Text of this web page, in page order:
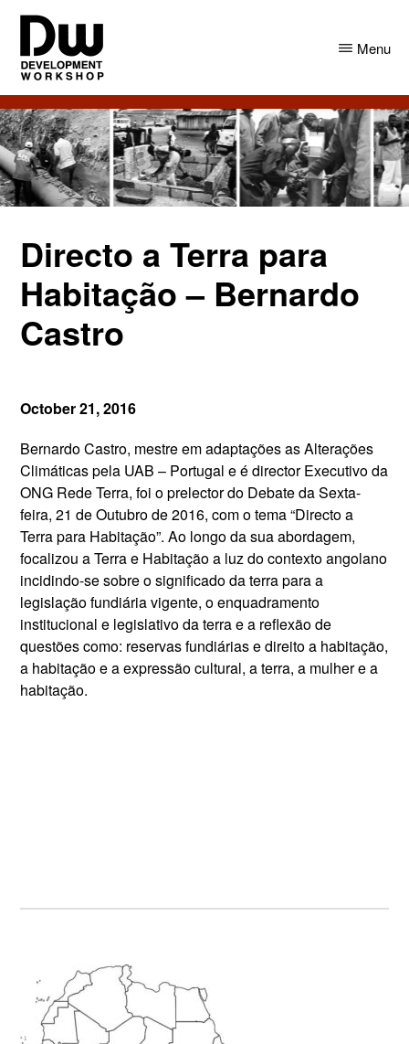
Skip
main
content
Skip
primary
sidebar
DW
Angola
Development
Workshop
Angola
Menu
Directo a Terra para
Habitação – Bernardo
Castro
October 21, 2016
Bernardo Castro, mestre em adaptações as Alterações
Climáticas pela UAB – Portugal e é director Executivo da
ONG Rede Terra, foi o prelector do Debate da Sexta-
feira, 21 de Outubro de 2016, com o tema “Directo a
Terra para Habitação”. Ao longo da sua abordagem,
focalizou a Terra e Habitação a luz do contexto angolano
incidindo-se sobre o significado da terra para a
legislação fundiária vigente, o enquadramento
institucional e legislativo da terra e a reflexão de
questões como: reservas fundiárias e direito a habitação,
a habitação e a expressão cultural, a terra, a mulher e a
habitação.
Primary
Sidebar